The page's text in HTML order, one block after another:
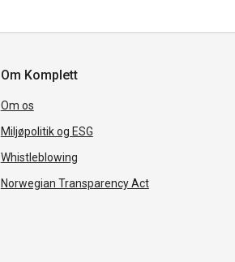
Om Komplett
Om os
Miljøpolitik og ESG
Whistleblowing
Norwegian Transparency Act